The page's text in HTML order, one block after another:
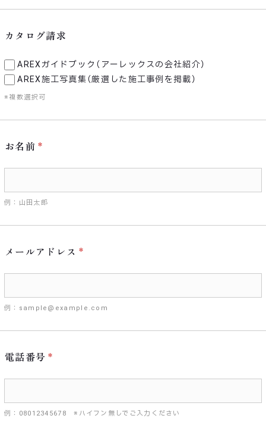
カタログ請求
AREXガイドブック（アーレックスの会社紹介）
AREX施工写真集（厳選した施工事例を掲載）
※複数選択可
お名前
例：山田太郎
メールアドレス
例：sample@example.com
電話番号
例：08012345678 ※ハイフン無しでご入力ください